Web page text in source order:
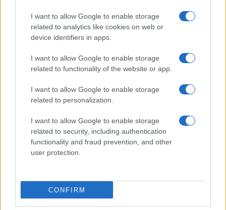
I want to allow Google to enable storage
related to analytics like cookies on web or
device identifiers in apps.
I want to allow Google to enable storage
related to functionality of the website or app.
I want to allow Google to enable storage
related to personalization.
I want to allow Google to enable storage
related to security, including authentication
functionality and fraud prevention, and other
user protection.
CONFIRM
Come indossare le infradito animalier con stile:
consigli e abbinamenti
Cristian Castiglioni · 6 Ago 2026